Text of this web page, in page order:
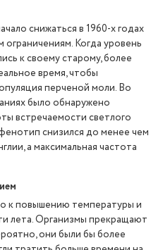
снижаться в 1960-х годах
ограничениям. Когда уровень
к своему старому, более
время, чтобы
перченой моли. Во
было обнаружено
встречаемости светлого
снизился до менее чем
а максимальная частота
к повышению температуры и
лета. Организмы прекращают
они были бы более